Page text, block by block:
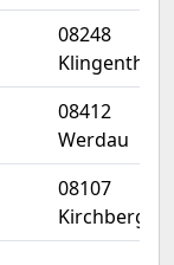
08248
Klingenthal
08412
Werdau
08107
Kirchberg